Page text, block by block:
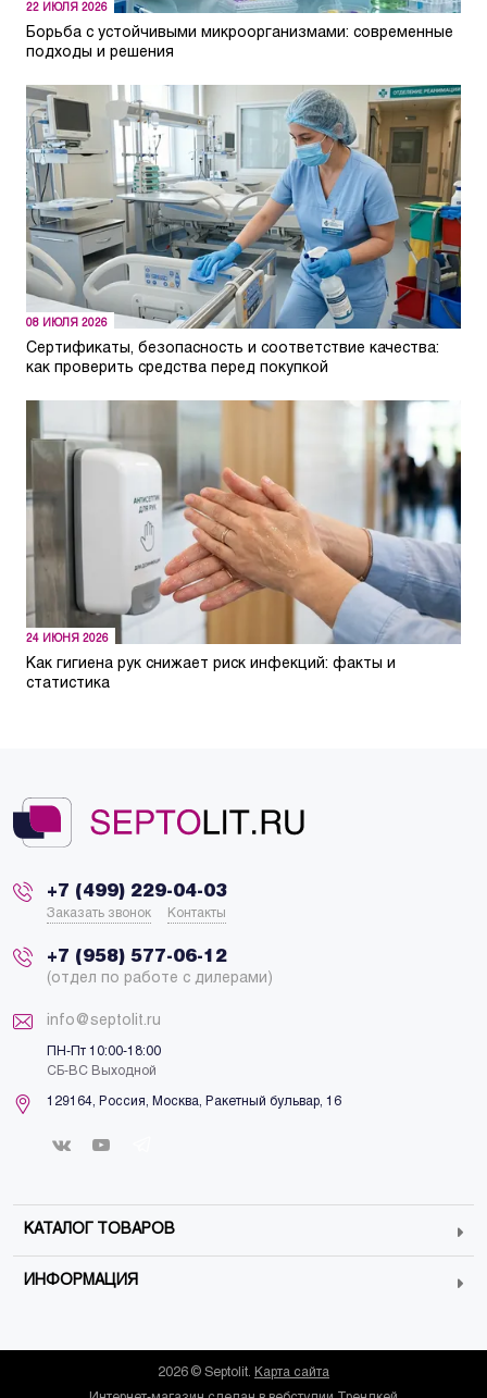
22 ИЮЛЯ 2026
Борьба с устойчивыми микроорганизмами: современные
подходы и решения
08 ИЮЛЯ 2026
Сертификаты, безопасность и соответствие качества:
как проверить средства перед покупкой
24 ИЮНЯ 2026
Как гигиена рук снижает риск инфекций: факты и
статистика
+7 (499) 229-04-03
Заказать звонок Контакты
+7 (958) 577-06-12
(отдел по работе с дилерами)
info@septolit.ru
ПН-Пт 10:00-18:00
СБ-ВС Выходной
129164, Россия, Москва, Ракетный бульвар, 16
КАТАЛОГ ТОВАРОВ
ИНФОРМАЦИЯ
2026 © Septolit. Карта сайта